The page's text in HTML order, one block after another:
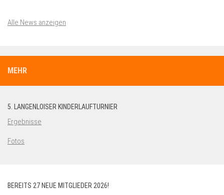
Alle News anzeigen
MEHR
5. LANGENLOISER KINDERLAUFTURNIER
Ergebnisse
Fotos
BEREITS 27 NEUE MITGLIEDER 2026!